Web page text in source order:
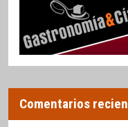
Comentarios